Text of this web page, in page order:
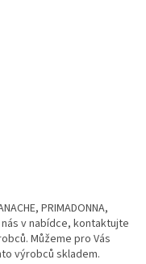
PRIMADONNA,
nás v nabídce, kontaktujte
Můžeme pro Vás
výrobců skladem.